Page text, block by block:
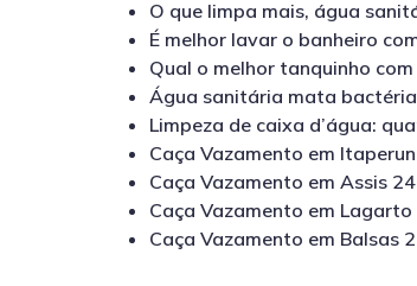
O que limpa mais, água
É melhor lavar o banheiro
Qual o melhor tanquinho
Água sanitária mata
Limpeza de caixa d’água:
Caça Vazamento em
Caça Vazamento em Assis
Caça Vazamento em
Caça Vazamento em Balsas